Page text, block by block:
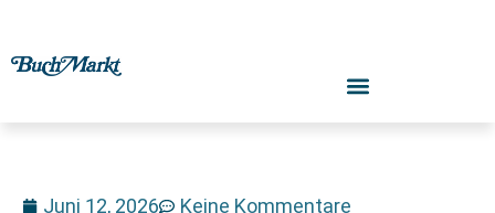
Juni 12, 2026 Keine Kommentare